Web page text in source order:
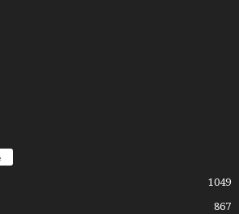
1049
867